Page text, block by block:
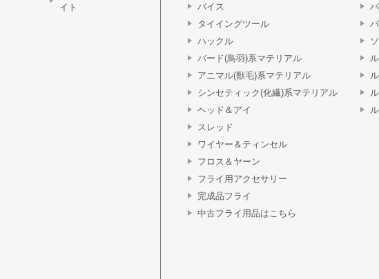
イト
バイス
タイイングツール
ハックル
バード(鳥羽)系マテリアル
アニマル(獣毛)系マテリアル
シンセティック(化繊)系マテリアル
ヘッド＆アイ
スレッド
ワイヤー＆ティンセル
フロス＆ヤーン
フライ用アクセサリー
完成品フライ
中古フライ用品はこちら